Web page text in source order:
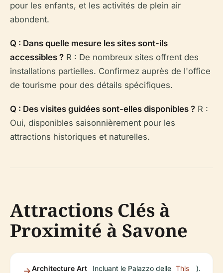
pour les enfants, et les activités de plein air
abondent.
Q : Dans quelle mesure les sites sont-ils
accessibles ? R : De nombreux sites offrent des
installations partielles. Confirmez auprès de l'office
de tourisme pour des détails spécifiques.
Q : Des visites guidées sont-elles disponibles ? R :
Oui, disponibles saisonnièrement pour les
attractions historiques et naturelles.
Attractions Clés à
Proximité à Savone
Architecture Art
Incluant le Palazzo delle This
).